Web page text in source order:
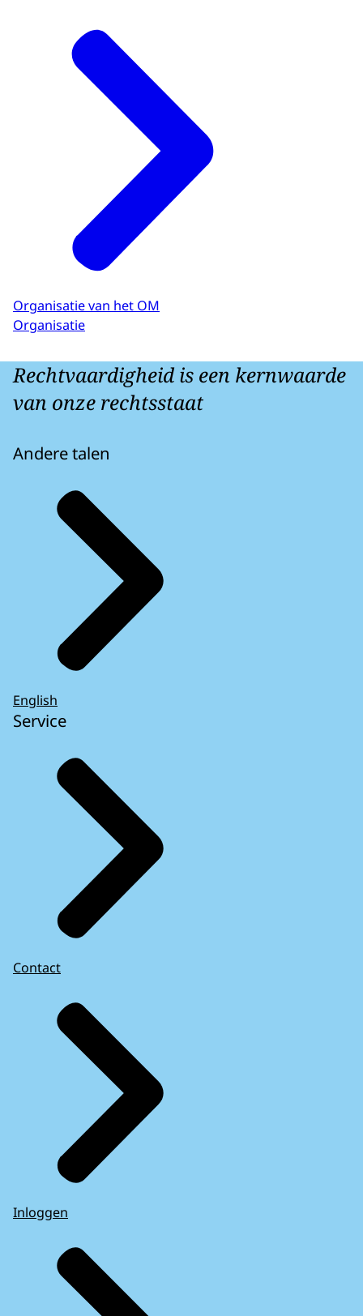
Organisatie van het OM
Organisatie
Rechtvaardigheid is een kernwaarde
van onze rechtsstaat
Andere talen
English
Service
Contact
Inloggen